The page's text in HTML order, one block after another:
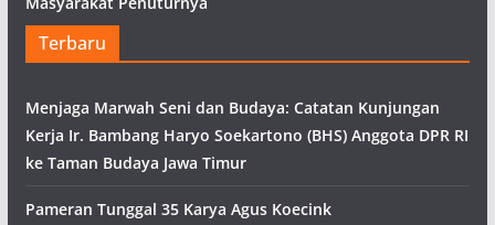
Terbaru
Menjaga Marwah Seni dan Budaya: Catatan Kunjungan
Kerja Ir. Bambang Haryo Soekartono (BHS) Anggota DPR RI
ke Taman Budaya Jawa Timur
Pameran Tunggal 35 Karya Agus Koecink